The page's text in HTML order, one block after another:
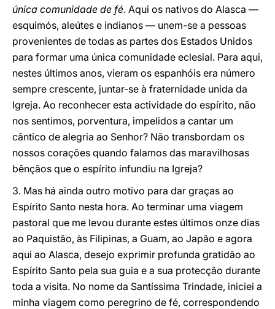
única comunidade de fé. Aqui os nativos do Alasca —
esquimós, aleútes e indianos — unem-se a pessoas
provenientes de todas as partes dos Estados Unidos
para formar uma única comunidade eclesial. Para aqui,
nestes últimos anos, vieram os espanhóis era número
sempre crescente, juntar-se à fraternidade unida da
Igreja. Ao reconhecer esta actividade do espírito, não
nos sentimos, porventura, impelidos a cantar um
cântico de alegria ao Senhor? Não transbordam os
nossos corações quando falamos das maravilhosas
bênçãos que o espírito infundiu na Igreja?
3. Mas há ainda outro motivo para dar graças ao
Espírito Santo nesta hora. Ao terminar uma viagem
pastoral que me levou durante estes últimos onze dias
ao Paquistão, às Filipinas, a Guam, ao Japão e agora
aqui ao Alasca, desejo exprimir profunda gratidão ao
Espírito Santo pela sua guia e a sua protecção durante
toda a visita. No nome da Santíssima Trindade, iniciei a
minha viagem como peregrino de fé, correspondendo